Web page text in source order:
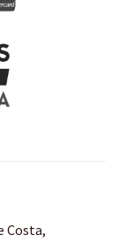
Costa,